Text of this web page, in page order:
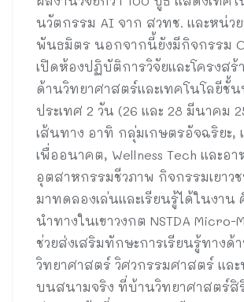
นวัตกรรม AI จาก สวทช. และหน่ว
พันธมิตร นอกจากนี้ยังมีกิจกรรม
เปิดห้องปฏิบัติการวิจัยและโครงส
ด้านวิทยาศาสตร์และเทคโนโลยีชั้น
ประเทศ 2 วัน (26 และ 28 มีนาคม
เส้นทาง อาทิ กลุ่มเกษตรอัจฉริยะ,
เพื่ออนาคต, Wellness Tech และอา
อุตสาหกรรมชีวภาพ กิจกรรมเยาว
มาทดลองเล่นและเรียนรู้ได้ในงา
นำทางในเขาวงกต NSTDA Micro-
ช่วยส่งเสริมทักษะการเรียนรู้ทางด้
วิทยาศาสตร์ วิศวกรรมศาสตร์ แล
บนสนามจริง ที่บ้านวิทยาศาสตร์สิ